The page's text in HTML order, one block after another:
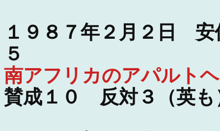
１９８７年２月２日
５
南アフリカのアパルト
賛成１０ 反対３（英